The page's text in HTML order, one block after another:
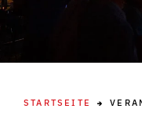
STARTSEITE